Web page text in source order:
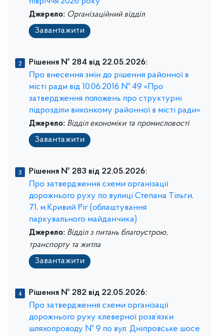
Джерело: Організаційний відділ
Завантажити
Рішення № 284 від 22.05.2026:
Про внесення змін до рішення районної в
місті ради від 10.06.2016 № 49 «Про
затвердження положень про структурні
підрозділи виконкому районної в місті ради»
Джерело: Відділ економіки та промисловості
Завантажити
Рішення № 283 від 22.05.2026:
Про затвердження схеми організації
дорожнього руху по вулиці Степана Тільги,
71, м.Кривий Ріг (облаштування
паркувального майданчика)
Джерело: Відділ з питань благоустрою,
транспорту та житла
Завантажити
Рішення № 282 від 22.05.2026:
Про затвердження схеми організації
дорожнього руху клеверної розв’язки
шляхопроводу № 9 по вул. Дніпровське шосе